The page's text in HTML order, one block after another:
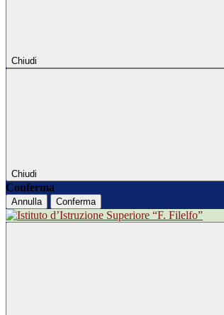
Chiudi
Chiudi
Conferma
Annulla Conferma